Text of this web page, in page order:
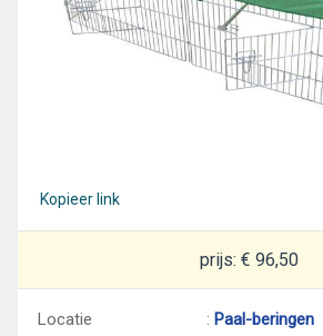
Kopieer link
prijs: € 96,50
Locatie : Paal-beringen